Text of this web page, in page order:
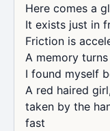
Here comes a
It exists just in
Friction is
A memory
I found myself
A red haired
taken by the
fast